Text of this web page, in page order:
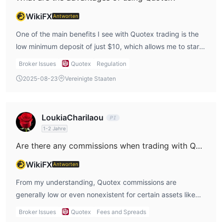
WikiFXAntworten
One of the main benefits I see with Quotex trading is the
low minimum deposit of just $10, which allows me to start
trading with a small amount of money. This is a pro for me
without committing a large sum upfront. Additionally,
can familiarize myself with the platform before using real
funds. Another perk is the 24/7 customer support, which
makes me feel supported whenever I need assistance.
While these features are appealing, I can’t overlook the
fact that Quotex is unregulated, which is a significant
downside.
Broker Issues Quotex
Regulation
2025-08-23
Vereinigte Staaten
LoukiaCharilaou
1-2 Jahre
Are there any commissions when trading with Quotex?
WikiFXAntworten
From my understanding, Quotex commissions are
generally low or even nonexistent for certain assets like
stocks and cryptocurrencies. However, the fees
Broker Issues Quotex
Fees and Spreads